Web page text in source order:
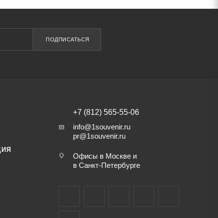
ПОДПИСАТЬСЯ
+7 (812) 565-55-06
info@1souvenir.ru
pr@1souvenir.ru
Офисы в Москве и
в Санкт-Петербурге